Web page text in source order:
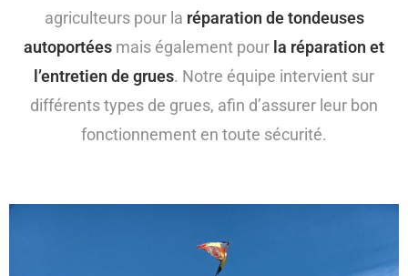
agriculteurs pour la réparation de tondeuses
autoportées mais également pour la réparation et
l’entretien de grues. Notre équipe intervient sur
différents types de grues, afin d’assurer leur bon
fonctionnement en toute sécurité.